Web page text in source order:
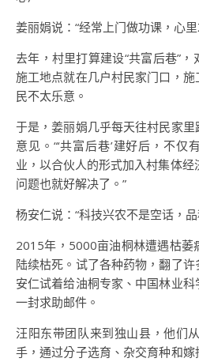
姜丽娟说：“经常上门做功课，心
去年，村里打算建设“共富后巷”，
施工地点就在几户村民家门口，
民不太乐意。
于是，姜丽娟几乎每天往村民家
意见。“‘共富后巷’建好后，不
业，以合伙人的形式加入村集体经
问题也就好解决了。”
杨安仁说：“科技兴农不是空话，
2015年，5000亩油桐林遭遇枯萎
陆续枯死。试了各种药物，翻了
安仁试着给油桐专家、中国林业
一封求助邮件。
汪阳东带团队来到独山县，他们
手，通过分子选育、杂交育种和